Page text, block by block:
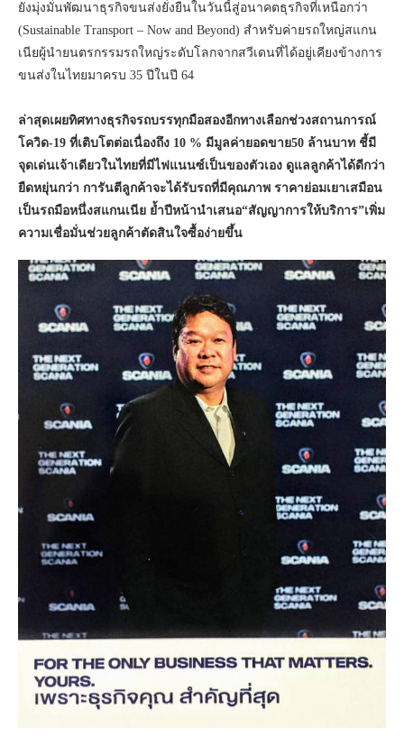
ยังมุ่งมั่นพัฒนาธุรกิจขนส่งยั่งยืนในวันนี้สู่อนาคตธุรกิจที่เหนือกว่า
(Sustainable Transport – Now and Beyond) สำหรับค่ายรถใหญ่สแกน
เนียผู้นำยนตรกรรมรถใหญ่ระดับโลกจากสวีเดนที่ได้อยู่เคียงข้างการ
ขนส่งในไทยมาครบ 35 ปีในปี 64
ล่าสุดเผยทิศทางธุรกิจรถบรรทุกมือสองอีกทางเลือกช่วงสถานการณ์
โควิด-19 ที่เติบโตต่อเนื่องถึง 10 % มีมูลค่ายอดขาย50 ล้านบาท ชี้มี
จุดเด่นเจ้าเดียวในไทยที่มีไฟแนนซ์เป็นของตัวเอง ดูแลลูกค้าได้ดีกว่า
ยืดหยุ่นกว่า การันตีลูกค้าจะได้รับรถที่มีคุณภาพ ราคาย่อมเยาเสมือน
เป็นรถมือหนึ่งสแกนเนีย ย้ำปีหน้านำเสนอ“สัญญาการให้บริการ”เพิ่ม
ความเชื่อมั่นช่วยลูกค้าตัดสินใจซื้อง่ายขึ้น